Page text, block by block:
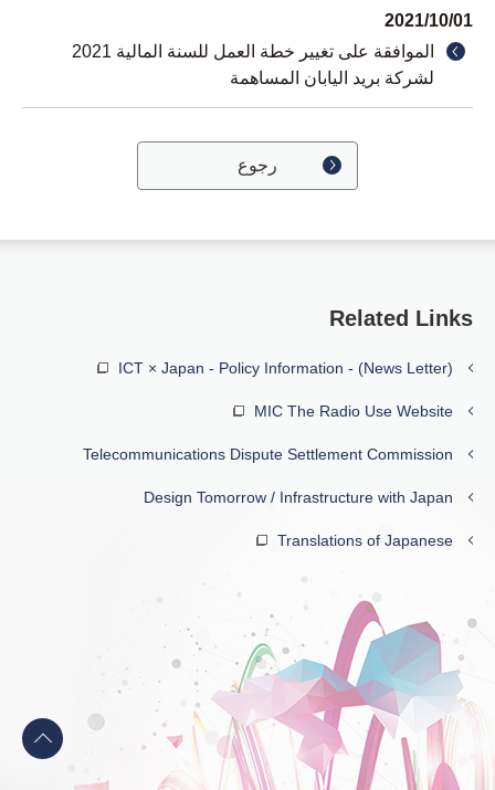
2021/10/01
الموافقة على تغيير خطة العمل للسنة المالية 2021
لشركة بريد اليابان المساهمة
رجوع
Related Links
ICT × Japan - Policy Information - (News Letter)
MIC The Radio Use Website
Telecommunications Dispute Settlement Commission
Design Tomorrow / Infrastructure with Japan
Translations of Japanese
Back
to
top